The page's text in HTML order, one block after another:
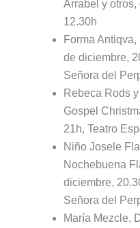
Arrabel y
12.30h
Forma
de diciembre,
Señora del
Rebeca Rods
Gospel
21h, Teatro
Niño Josele
Nochebuena
diciembre,
Señora del
María Mezcle,